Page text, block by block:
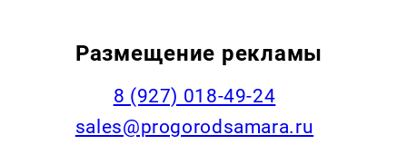
Размещение рекламы
8 (927) 018-49-24
sales@progorodsamara.ru